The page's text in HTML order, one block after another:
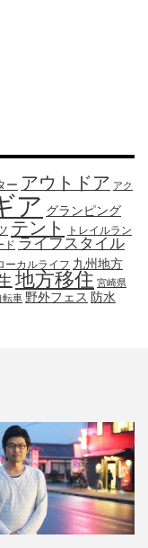
ー アウトドア アク
ア グランピング
テント
トレイルラン
ド ライフスタイル
ーカルライフ 九州地方
地方移住 宮崎県
転車 野外フェス 防水